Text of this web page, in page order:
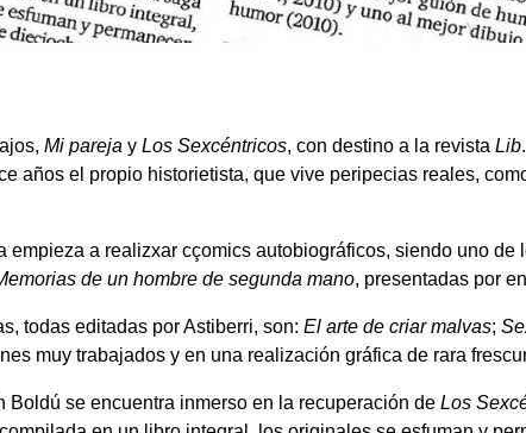
Mi pareja y Los Sexcéntricos, con destino a la revista Lib
años el propio historietista, que vive peripecias reales,
empieza a realizxar cçomics autobiográficos, siendo uno
de un hombre de segunda mano, presentadas por
todas editadas por Astiberri, son: El arte de criar malvas;
muy trabajados y en una realización gráfica de rara
Boldú se encuentra inmerso en la recuperación de Los